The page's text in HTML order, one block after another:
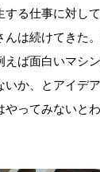
る仕事に対し
は続けてきた
ば面白いマシ
か、とアイデア
やってみないと